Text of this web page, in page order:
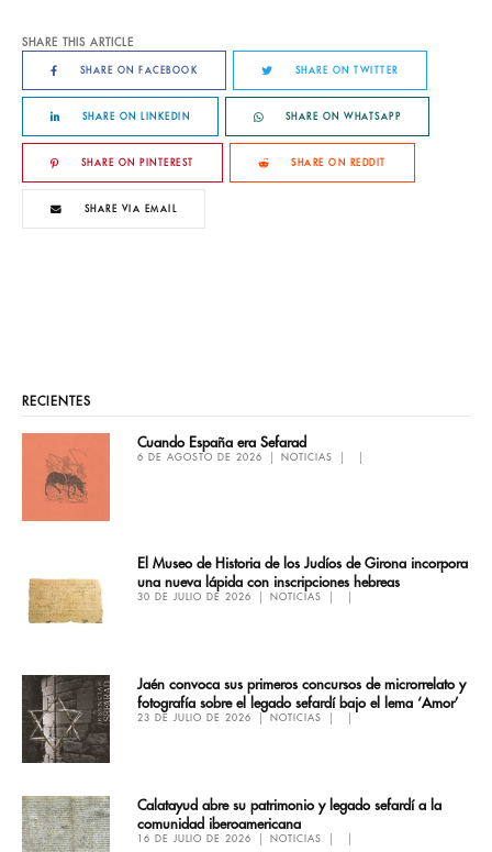
SHARE THIS ARTICLE
SHARE ON FACEBOOK SHARE ON TWITTER
SHARE ON LINKEDIN SHARE ON WHATSAPP
SHARE ON PINTEREST SHARE ON REDDIT
SHARE VIA EMAIL
RECIENTES
Cuando España era Sefarad
6 DE AGOSTO DE 2026 NOTICIAS
El Museo de Historia de los Judíos de Girona incorpora
una nueva lápida con inscripciones hebreas
30 DE JULIO DE 2026 NOTICIAS
Jaén convoca sus primeros concursos de microrrelato y
fotografía sobre el legado sefardí bajo el lema ‘Amor’
23 DE JULIO DE 2026 NOTICIAS
Calatayud abre su patrimonio y legado sefardí a la
comunidad iberoamericana
16 DE JULIO DE 2026 NOTICIAS